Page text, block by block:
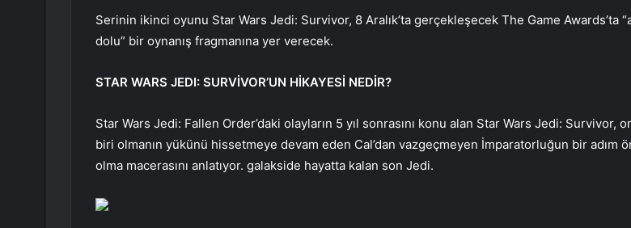
Serinin ikinci oyunu Star Wars Jedi: Survivor, 8 Aralık’ta gerçekleşecek The Game Awards’ta
dolu” bir oynanış fragmanına yer verecek.
STAR WARS JEDI: SURVİVOR’UN HİKAYESİ NEDİR?
Star Wars Jedi: Fallen Order’daki olayların 5 yıl sonrasını konu alan Star Wars Jedi: Survivor,
biri olmanın yükünü hissetmeye devam eden Cal’dan vazgeçmeyen İmparatorluğun bir adım
olma macerasını anlatıyor. galakside hayatta kalan son Jedi.